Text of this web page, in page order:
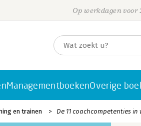
Op werkdagen
ManagementboekenOverige
en trainen De 11 coachcompetenties